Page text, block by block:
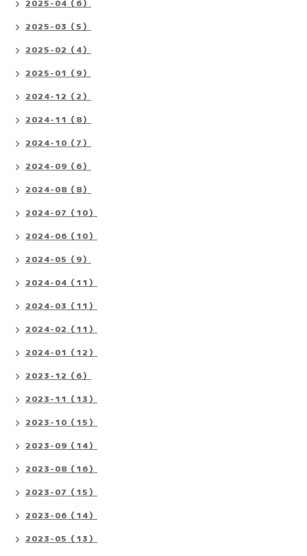
2025-04（6）
2025-03（5）
2025-02（4）
2025-01（9）
2024-12（2）
2024-11（8）
2024-10（7）
2024-09（6）
2024-08（8）
2024-07（10）
2024-06（10）
2024-05（9）
2024-04（11）
2024-03（11）
2024-02（11）
2024-01（12）
2023-12（6）
2023-11（13）
2023-10（15）
2023-09（14）
2023-08（16）
2023-07（15）
2023-06（14）
2023-05（13）